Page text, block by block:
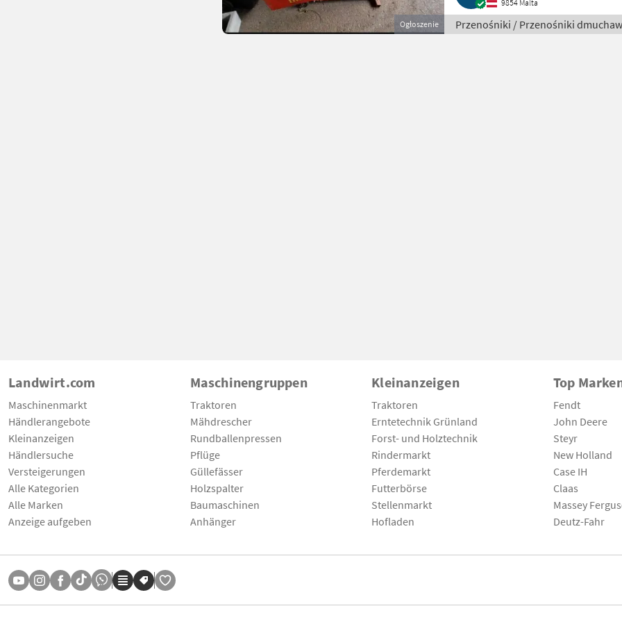
Ogłoszenie
9854 Malta
Przenośniki / Przenośniki
Landwirt.com
Maschinenmarkt
Händlerangebote
Kleinanzeigen
Händlersuche
Versteigerungen
Alle Kategorien
Alle Marken
Anzeige aufgeben
Maschinengruppen
Traktoren
Mähdrescher
Rundballenpressen
Pflüge
Güllefässer
Holzspalter
Baumaschinen
Anhänger
Kleinanzeigen
Traktoren
Erntetechnik Grünland
Forst- und Holztechnik
Rindermarkt
Pferdemarkt
Futterbörse
Stellenmarkt
Hofladen
Top
Fendt
John Deere
Steyr
New Holland
Case IH
Claas
Massey
Deutz-Fahr